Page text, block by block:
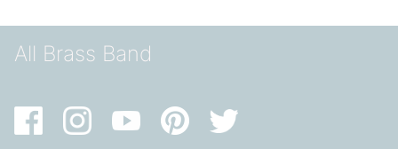
All Brass Band